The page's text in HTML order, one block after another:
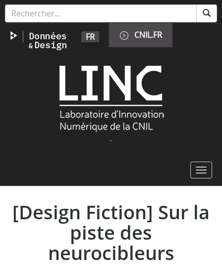
Skip
content
FR CNIL.FR
.
[Design Fiction] Sur la
piste des
neurocibleurs
Cookies management panel